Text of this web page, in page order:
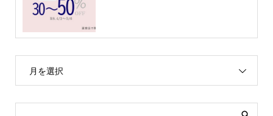
月を選択